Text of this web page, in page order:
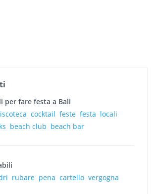
per fare festa a Bali
cocktail feste festa locali
beach club beach bar
rubare pena cartello vergogna